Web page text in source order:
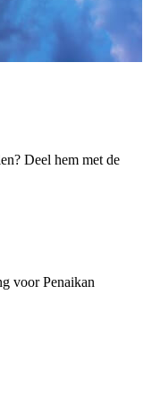
Deel hem met de
voor Penaikan